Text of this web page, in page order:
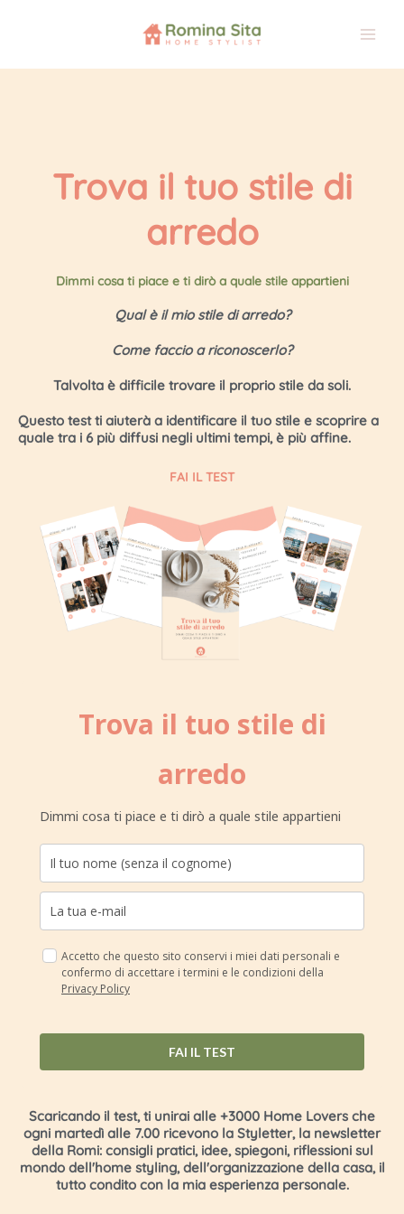
Trova il tuo stile di
arredo
Dimmi cosa ti piace e ti dirò a quale stile appartieni
Qual è il mio stile di arredo?
Come faccio a riconoscerlo?
Talvolta è difficile trovare il proprio stile da soli.
Questo test ti aiuterà a identificare il tuo stile e scoprire a
quale tra i 6 più diffusi negli ultimi tempi, è più affine.
FAI IL TEST
Trova il tuo stile di
arredo
Dimmi cosa ti piace e ti dirò a quale stile appartieni
Accetto che questo sito conservi i miei dati personali e
confermo di accettare i termini e le condizioni della
Privacy Policy
FAI IL TEST
Scaricando il test, ti unirai alle +3000 Home Lovers che
ogni martedì alle 7.00 ricevono la Styletter, la newsletter
della Romi: consigli pratici, idee, spiegoni, riflessioni sul
mondo dell'home styling, dell'organizzazione della casa, il
tutto condito con la mia esperienza personale.